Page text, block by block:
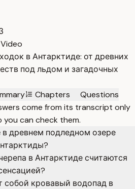
в Антарктиде: от древних
под льдом и загадочных
Chapters
Questions
come from its transcript only
can check them.
древнем подледном озере
в Антарктиде считаются
собой кровавый водопад в